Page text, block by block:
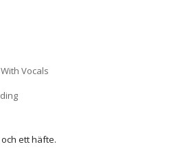
Vocals
ett häfte.